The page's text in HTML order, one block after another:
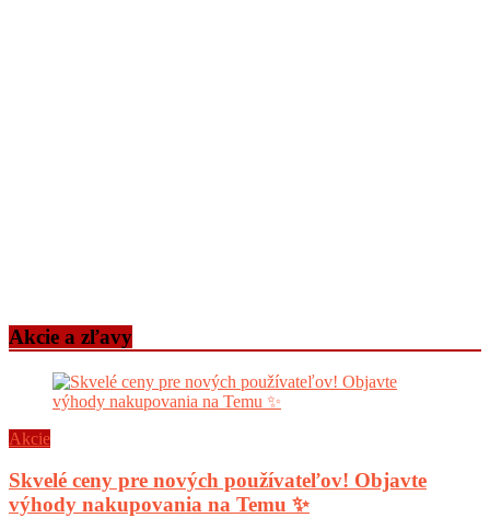
Akcie a zľavy
Akcie
Skvelé ceny pre nových používateľov! Objavte
výhody nakupovania na Temu ✨